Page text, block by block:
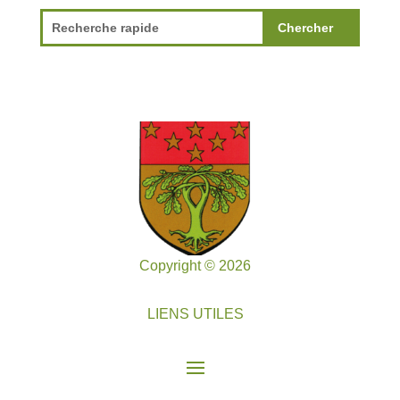
Copyright © 2026
LIENS UTILES